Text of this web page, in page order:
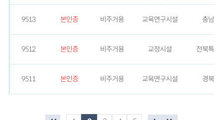
9513 본인증 비주거용 교육연구시설 충남
9512 본인증 비주거용 교정시설 전북특별
9511 본인증 비주거용 교육연구시설 경북